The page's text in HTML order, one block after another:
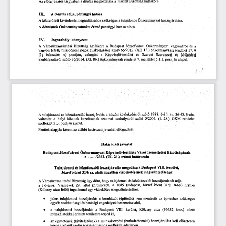
Az előteijesztéstárgyában a döntés meghozatala a Tisztelt Bizottság hatásköre.
III. A döntés célja, pénzügyi hatása
A közterületi kivitelezés megindításáhozszükséges a tulajdonos Önkormányzathozzájárulása.
A döntésnekÖnkormányzatunkat érintőpénzügyi hatása nincs.
IV. Jogszabályi környezet
A Városüzemeltetési Bizottság hatásköre a Budapest Józsefvárosi Önkormányzat vagyonáról és a
vagyon feletti tulajdonosi jogok gyakorlásáról szóló 66/2012. (XII. 13.) önkormányzati rendelet 17. §
(1) bekezdés e) pontján, valamint a Képviselő-testület és Szervei Szervezeti és
Működési
Szabályzatáról szóló 36/2014. (XI. 06.) önkormányzatirendelet 7. melléklet 5.1.1. pontjánalapul.
1